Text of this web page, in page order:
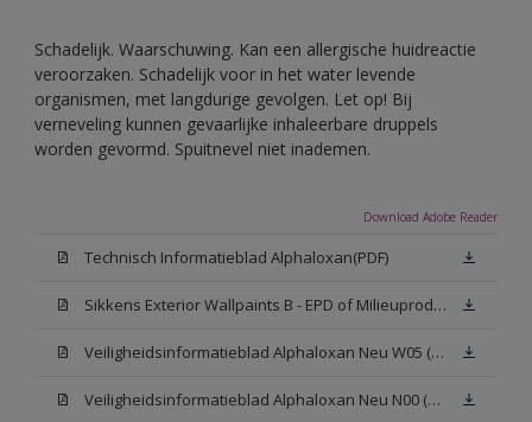
Schadelijk. Waarschuwing. Kan een allergische huidreactie
veroorzaken. Schadelijk voor in het water levende
organismen, met langdurige gevolgen. Let op! Bij
verneveling kunnen gevaarlijke inhaleerbare druppels
worden gevormd. Spuitnevel niet inademen.
Download Adobe Reader
Technisch Informatieblad Alphaloxan(PDF)
Sikkens Exterior Wallpaints B - EPD of Milieuproductverklaring
Veiligheidsinformatieblad Alphaloxan Neu W05 (MSDS)
Veiligheidsinformatieblad Alphaloxan Neu N00 (MSDS)